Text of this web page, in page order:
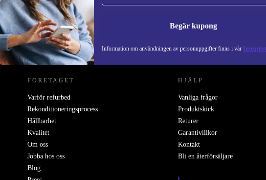
Begär kupong
Information om användningen av personuppgifter finns i vår
REFURBED SVERIGE - RETHINK NEW.
FÖRETAGET
Varför refurbed
Rekonditioneringsprocess
Hållbarhet
Kvalitet
Om oss
Jobba hos oss
Blog
HJÄLP
Vanliga frågor
Produktskick
Returer
Garantivillkor
Kontakt
Bli en återförsäljare